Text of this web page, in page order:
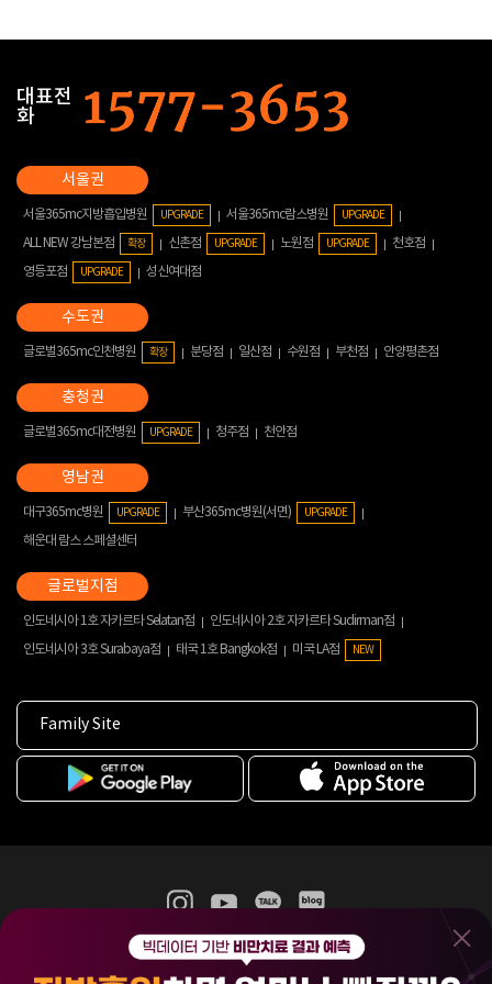
대표전
화
서울365mc지방흡입병원 UPGRADE 서울365mc람스병원 UPGRADE
ALL NEW 강남본점 확장 신촌점 UPGRADE 노원점 UPGRADE
천호점
영등포점
UPGRADE 성신여대점
글로벌365mc인천병원 확장 분당점 일산점 수원점 부천점 안양평촌점
글로벌365mc대전병원 UPGRADE 청주점 천안점
대구365mc병원 UPGRADE 부산365mc병원(서면) UPGRADE
해운대 람스 스페셜센터
인도네시아 1호 자카르타 Selatan점
인도네시아 2호 자카르타 Sudirman점
인도네시아 3호 Surabaya점
태국 1호 Bangkok점 미국 LA점 NEW
Family Site
365mc 병·의원 이용약관
홈페이지 이용약관
비급여진료수가